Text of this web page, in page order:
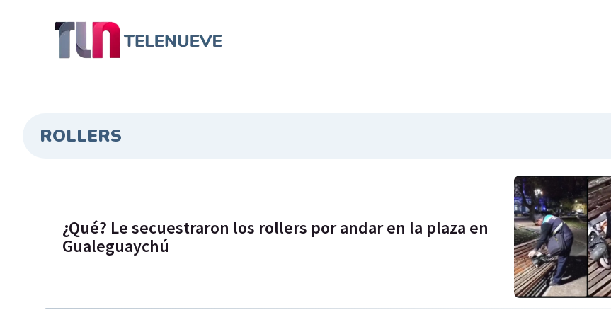
ROLLERS
¿Qué? Le secuestraron los rollers por andar en la plaza en
Gualeguaychú